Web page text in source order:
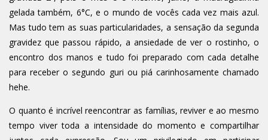
gelada também, 6°C, e o mundo de vocês cada vez mais azul.
Mas tudo tem as suas particularidades, a sensação da segunda
gravidez que passou rápido, a ansiedade de ver o rostinho, o
encontro dos manos e tudo foi preparado com cada detalhe
para receber o segundo guri ou piá carinhosamente chamado
hehe.
O quanto é incrível reencontrar as famílias, reviver e ao mesmo
tempo viver toda a intensidade do momento e compartilhar